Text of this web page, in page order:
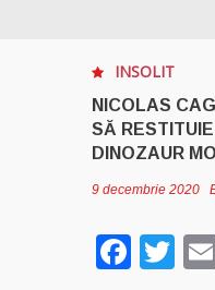
INSOLIT
NICOLAS
SĂ
DINOZAUR
9 decembrie 2020